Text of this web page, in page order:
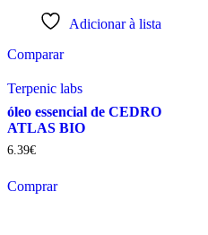
Adicionar à lista
Comparar
Terpenic labs
óleo essencial de CEDRO
ATLAS BIO
6.39€
Comprar